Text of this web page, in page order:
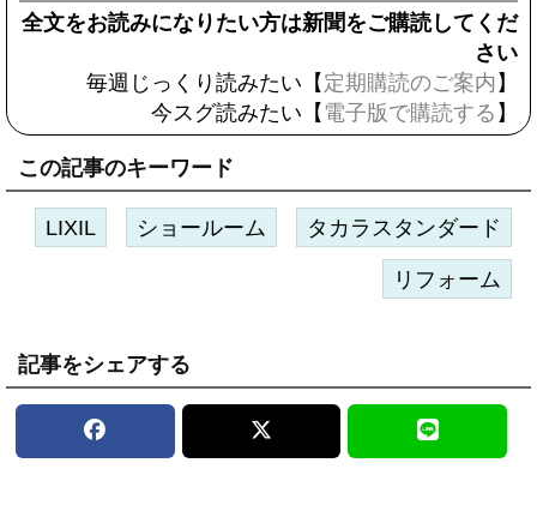
全文をお読みになりたい方は新聞をご購読してくだ
さい
毎週じっくり読みたい【 定期購読のご案内 】
今スグ読みたい【 電子版で購読する 】
この記事のキーワード
LIXIL ショールーム タカラスタンダード
リフォーム
記事をシェアする